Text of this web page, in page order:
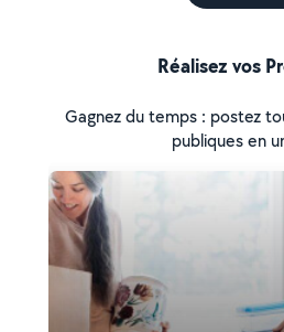
Réalisez vos
Gagnez du temps : postez
publiques en